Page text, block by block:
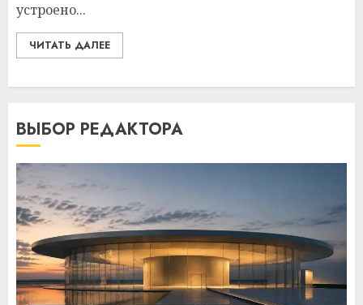
устроено...
ЧИТАТЬ ДАЛЕЕ
ВЫБОР РЕДАКТОРА